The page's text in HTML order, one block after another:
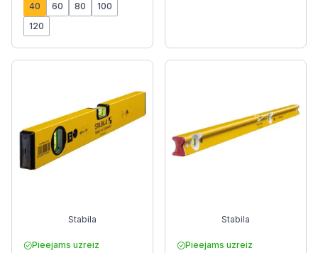
40 60 80
100
120
Stabila
Pieejams uzreiz
Stabila
Pieejams uzreiz